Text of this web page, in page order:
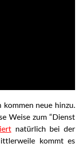
kommen neue hinzu.
Weise zum “Dienst
natürlich bei der
kommt es